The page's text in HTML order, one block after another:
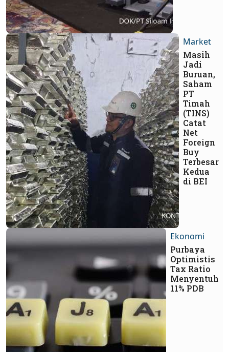
Market
Masih
Jadi
Buruan,
Saham
PT
Timah
(TINS)
Catat
Net
Foreign
Buy
Terbesar
Kedua
di BEI
Ekonomi
Purbaya
Optimistis
Tax Ratio
Menyentuh
11% PDB